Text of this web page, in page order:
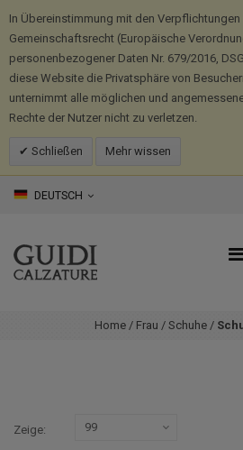
In Übereinstimmung mit den Verpflichtungen
Gemeinschaftsrecht (Europäische
personenbezogener Daten Nr. 679/2016,
diese Website die Privatsphäre von
unternimmt alle möglichen und
Rechte der Nutzer nicht zu verletzen.
Schließen Mehr wissen
DEUTSCH
Home / Frau / Schuhe /
Zeige